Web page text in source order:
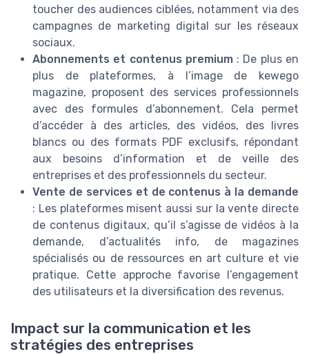
toucher des audiences ciblées, notamment via des
campagnes de marketing digital sur les réseaux
sociaux.
Abonnements et contenus premium: De plus en
plus de plateformes, à l’image de kewego
magazine, proposent des services professionnels
avec des formules d’abonnement. Cela permet
d’accéder à des articles, des vidéos, des livres
blancs ou des formats PDF exclusifs, répondant
aux besoins d’information et de veille des
entreprises et des professionnels du secteur.
Vente de services et de contenus à la demande
: Les plateformes misent aussi sur la vente directe
de contenus digitaux, qu’il s’agisse de vidéos à la
demande, d’actualités info, de magazines
spécialisés ou de ressources en art culture et vie
pratique. Cette approche favorise l’engagement
des utilisateurs et la diversification des revenus.
Impact sur la communication et les
stratégies des entreprises